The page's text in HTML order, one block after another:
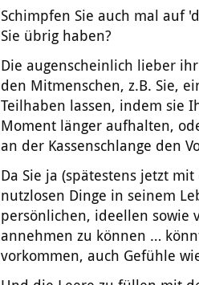
Schimpfen Sie auch mal auf
Sie übrig haben?
Die augenscheinlich lieber
den Mitmenschen, z.B. Sie,
Teilhaben lassen, indem sie
Moment länger aufhalten,
an der Kassenschlange den
Da Sie ja (spätestens jetzt
nutzlosen Dinge in seinem
persönlichen, ideellen sowie
annehmen zu können …
vorkommen, auch Gefühle